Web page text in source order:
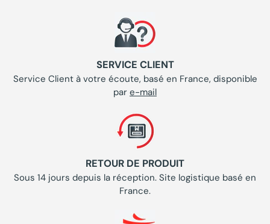
SERVICE CLIENT
Service Client à votre écoute, basé en France, disponible
par e-mail
RETOUR DE PRODUIT
Sous 14 jours depuis la réception. Site logistique basé en
France.